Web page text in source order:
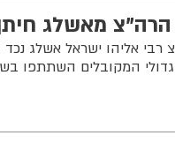
מאשלג
רבי אליהו ישראל אשלג
המקובלים השתתפו